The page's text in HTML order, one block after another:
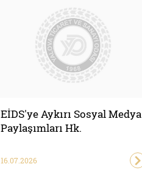
EİDS'ye Aykırı Sosyal Medya
Paylaşımları Hk.
16.07.2026